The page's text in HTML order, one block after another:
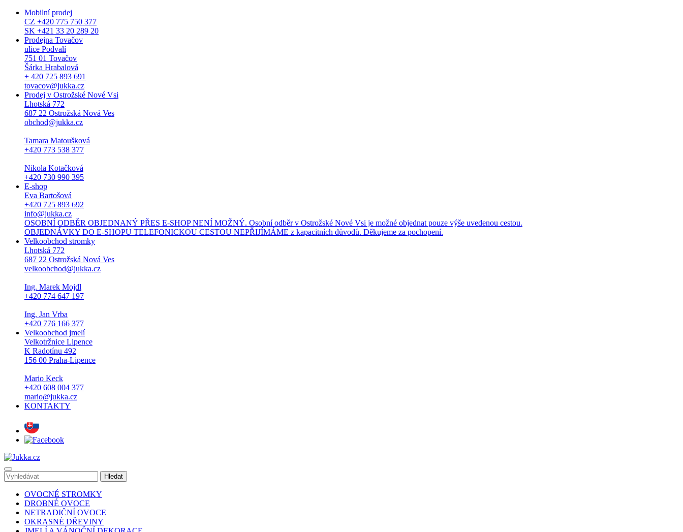
Mobilní prodej
CZ +420 775 750 377
SK +421 33 20 289 20
Prodejna Tovačov
ulice Podvalí
751 01 Tovačov
Šárka Hrabalová
+ 420 725 893 691
tovacov@jukka.cz
Prodej v Ostrožské Nové Vsi
Lhotská 772
687 22 Ostrožská Nová Ves
obchod@jukka.cz
Tamara Matoušková
+420 773 538 377
Nikola Kotačková
+420 730 990 395
E-shop
Eva Bartošová
+420 725 893 692
info@jukka.cz
OSOBNÍ ODBĚR OBJEDNANÝ PŘES E-SHOP NENÍ MOŽNÝ. Osobní odběr v Ostrožské Nové Vsi je možné objednat pouze výše uvedenou cestou.
OBJEDNÁVKY DO E-SHOPU TELEFONICKOU CESTOU NEPŘIJÍMÁME z kapacitních důvodů. Děkujeme za pochopení.
Velkoobchod stromky
Lhotská 772
687 22 Ostrožská Nová Ves
velkoobchod@jukka.cz
Ing. Marek Mojdl
+420 774 647 197
Ing. Jan Vrba
+420 776 166 377
Velkoobchod jmelí
Velkotržnice Lipence
K Radotínu 492
156 00 Praha-Lipence
Mario Keck
+420 608 004 377
mario@jukka.cz
KONTAKTY
OVOCNÉ STROMKY
DROBNÉ OVOCE
NETRADIČNÍ OVOCE
OKRASNÉ DŘEVINY